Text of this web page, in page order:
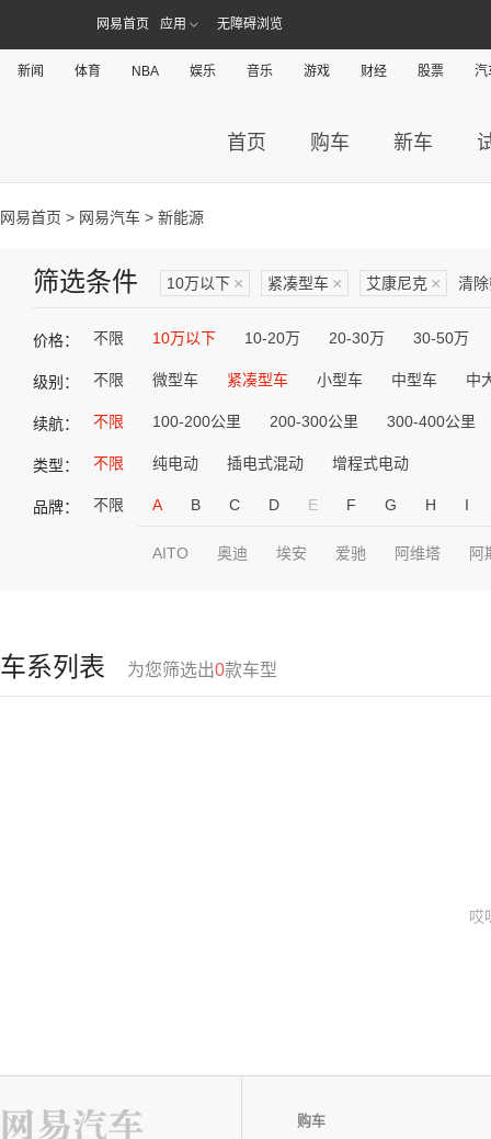
网易首页 应用 无障碍浏览
新闻 体育 NBA 娱乐 音乐 游戏 财经 股票 汽
首页 购车 新车
网易首页 > 网易汽车 > 新能源
筛选条件 10万以下 × 紧凑型车 × 艾康尼克 × 清
价格： 不限 10万以下 10-20万 20-30万 30-50万
级别： 不限 微型车 紧凑型车 小型车 中型车 中
续航： 不限 100-200公里 200-300公里 300-400公里
类型： 不限 纯电动 插电式混动 增程式电动
品牌： 不限 A B C D E F G H I
AITO 奥迪 埃安 爱驰 阿维塔 阿
车系列表 为您筛选出0款车型
哎
购车